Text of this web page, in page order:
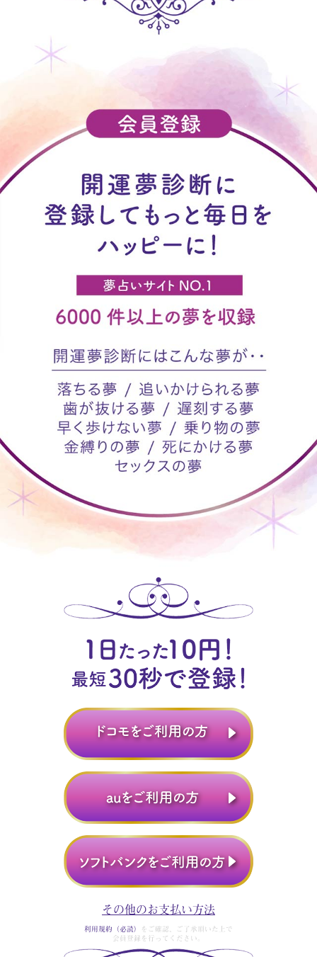
その他のお支払い方法
利用規約（必読）
をご確認、ご了承頂いた上で
会員登録を行ってください。